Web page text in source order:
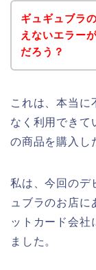
ギュギュブラ
えないエラー
だろう？
これは、本当に
なく利用できて
の商品を購入し
私は、今回のデ
ュブラのお店
ットカード会社
ました。